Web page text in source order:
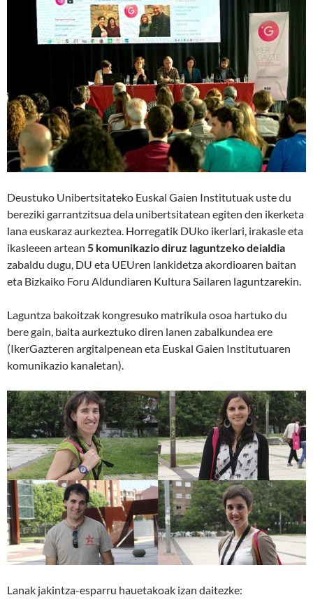
Deustuko Unibertsitateko Euskal Gaien Institutuak uste du
bereziki garrantzitsua dela unibertsitatean egiten den ikerketa
lana euskaraz aurkeztea. Horregatik DUko ikerlari, irakasle eta
ikasleeen artean 5 komunikazio diruz laguntzeko deialdia
zabaldu dugu, DU eta UEUren lankidetza akordioaren baitan
eta Bizkaiko Foru Aldundiaren Kultura Sailaren laguntzarekin.
Laguntza bakoitzak kongresuko matrikula osoa hartuko du
bere gain, baita aurkeztuko diren lanen zabalkundea ere
(IkerGazteren argitalpenean eta Euskal Gaien Institutuaren
komunikazio kanaletan).
Lanak jakintza-esparru hauetakoak izan daitezke: